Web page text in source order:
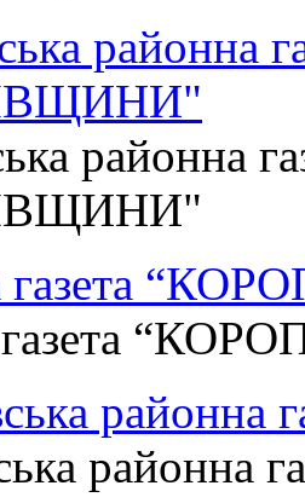
районна
районна
газета
газета
районна
районна